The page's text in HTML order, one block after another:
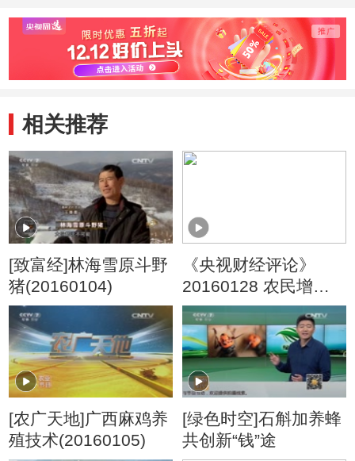
得
相关推荐
[致富经]林海雪原斗野
猪(20160104)
《央视财经评论》
20160128 农民增收
靠种地还是打工？
[农广天地]广西麻鸡养
殖技术(20160105)
[绿色时空]石斛加养蜂
共创新“钱”途